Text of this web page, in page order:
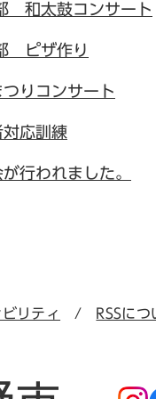
和太鼓コンサート
ピザ作り
つりコンサート
対応訓練
行われました。
リティ RSSにつ